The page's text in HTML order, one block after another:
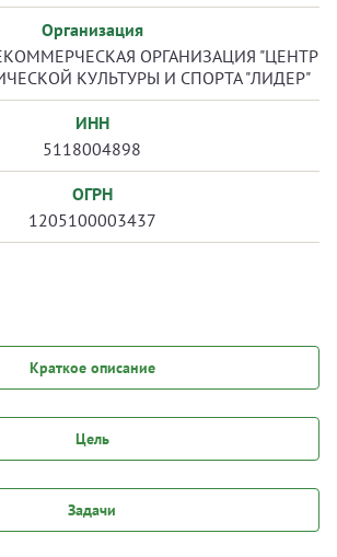
Организация
ОРГАНИЗАЦИЯ "ЦЕНТР
КУЛЬТУРЫ И СПОРТА "ЛИДЕР"
ИНН
5118004898
ОГРН
1205100003437
Краткое описание
Цель
Задачи